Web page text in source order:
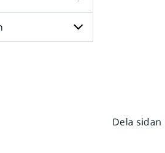
och
satellit
för
Väder
till
havs
Undersidor
för
Dela sidan